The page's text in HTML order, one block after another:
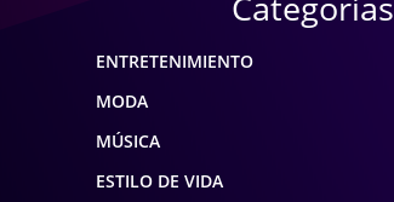
ENTRETENIMIENTO
MODA
MÚSICA
ESTILO DE VIDA